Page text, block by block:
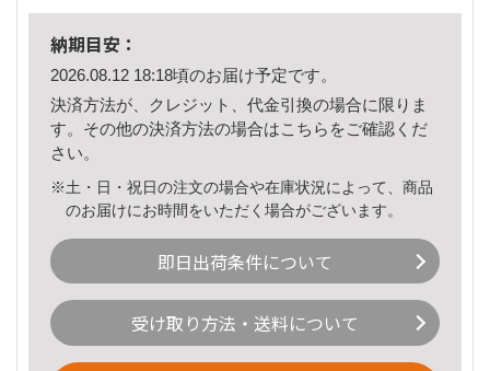
納期目安：
2026.08.12 18:18頃のお届け予定です。
決済方法が、クレジット、代金引換の場合に限りま
す。その他の決済方法の場合はこちら をご確認くだ
さい。
※土・日・祝日の注文の場合や在庫状況によって、商品
のお届けにお時間をいただく場合がございます。
即日出荷条件について
受け取り方法・送料について